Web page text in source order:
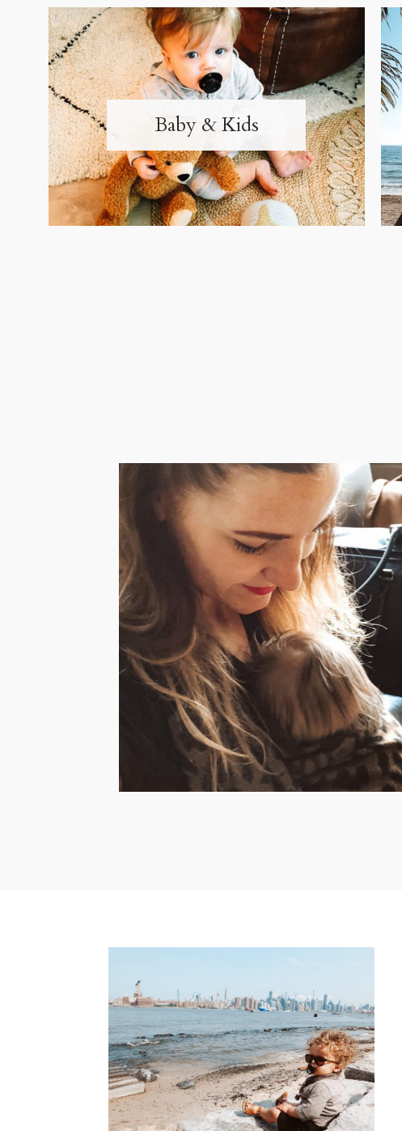
Baby & Kids
voor je
inpaklijst en
met 16 items
in het vliegtuig
met een kleine baby hoeft niet stressvol
zijn, mits je je goed voorbereidt. Dat je ...